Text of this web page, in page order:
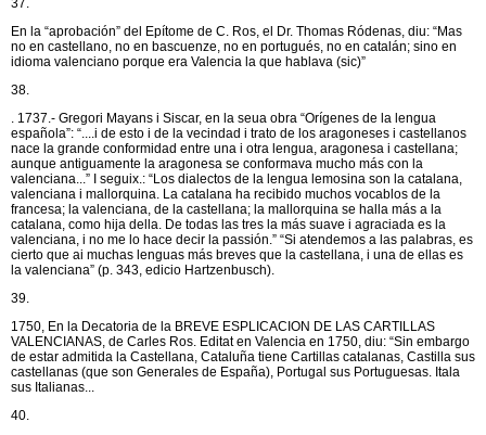
37.
En la “aprobación” del Epítome de C. Ros, el Dr. Thomas Ródenas, diu: “Mas
no en castellano, no en bascuenze, no en portugués, no en catalán; sino en
idioma valenciano porque era Valencia la que hablava (sic)”
38.
. 1737.- Gregori Mayans i Siscar, en la seua obra “Orígenes de la lengua
española”: “....i de esto i de la vecindad i trato de los aragoneses i castellanos
nace la grande conformidad entre una i otra lengua, aragonesa i castellana;
aunque antiguamente la aragonesa se conformava mucho más con la
valenciana...” I seguix.: “Los dialectos de la lengua lemosina son la catalana,
valenciana i mallorquina. La catalana ha recibido muchos vocablos de la
francesa; la valenciana, de la castellana; la mallorquina se halla más a la
catalana, como hija della. De todas las tres la más suave i agraciada es la
valenciana, i no me lo hace decir la passión.” “Si atendemos a las palabras, es
cierto que ai muchas lenguas más breves que la castellana, i una de ellas es
la valenciana” (p. 343, edicio Hartzenbusch).
39.
1750, En la Decatoria de la BREVE ESPLICACION DE LAS CARTILLAS
VALENCIANAS, de Carles Ros. Editat en Valencia en 1750, diu: “Sin embargo
de estar admitida la Castellana, Cataluña tiene Cartillas catalanas, Castilla sus
castellanas (que son Generales de España), Portugal sus Portuguesas. Itala
sus Italianas...
40.